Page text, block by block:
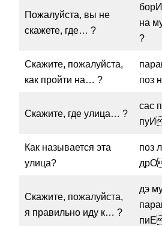
Пожалуйста, вы не
скажете, где… ?
на
?
Скажите, пожалуйста,
как пройти на… ?
поз
Скажите, где улица… ?
сас
Как называется эта
улица?
поз
Скажите, пожалуйста,
я правильно иду к… ?
дэ